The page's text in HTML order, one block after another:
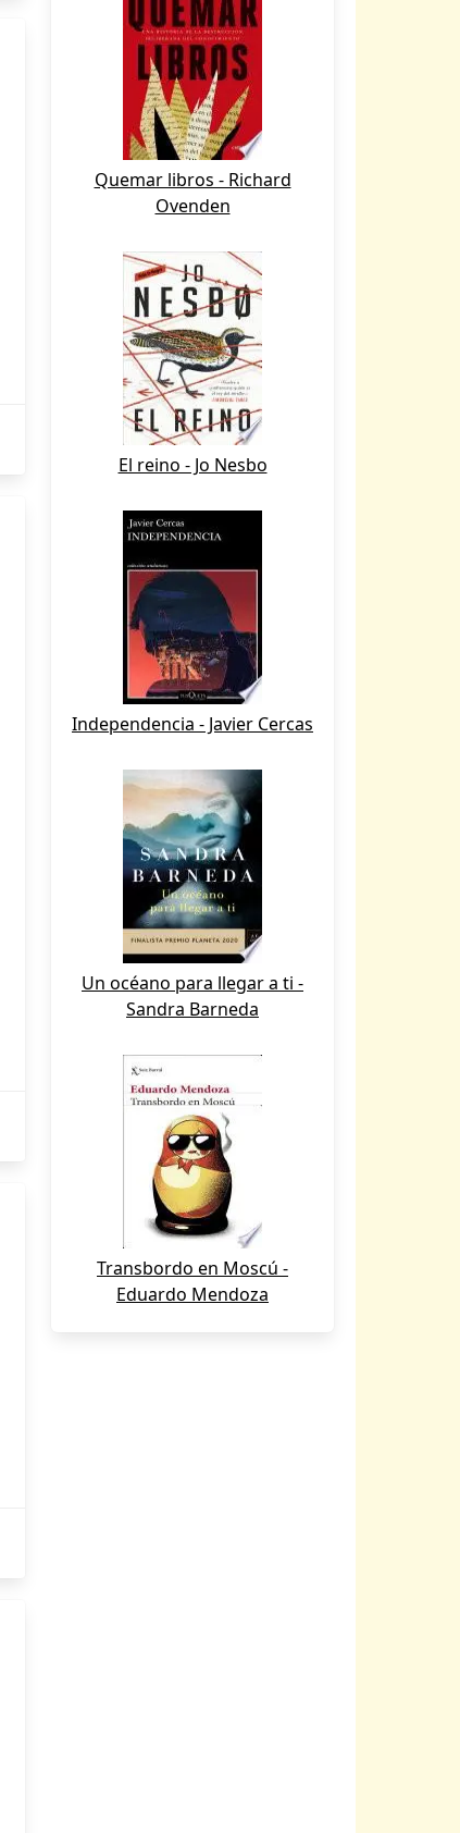
Quemar libros - Richard
Ovenden
El reino - Jo Nesbo
Independencia - Javier Cercas
Un océano para llegar a ti -
Sandra Barneda
Transbordo en Moscú -
Eduardo Mendoza